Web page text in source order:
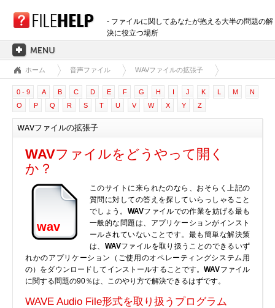
- ファイルに関してあなたが抱える大半の問題の解
決に役立つ場所
ホーム
拡張子のカテゴリー
3D画像ファイル
音声ファイル
CADファイル
データファイル
開発用ファイル
ディスクイメージファイル
暗号化されたファイル
実行ファイル
フォントファイル
ホーム 音声ファイル WAVファイルの拡張子
0 - 9 A B C D E F G H I J K L M
N
O
P Q R S T U V W X Y Z
WAVファイルの拡張子
WAVファイルをどうやって開く
か？
wav
このサイトに来られたのなら、おそらく上記の
質問に対しての答えを探していらっしゃること
でしょう。 WAVファイルでの作業を妨げる最も
一般的な問題は、アプリケーションがインスト
ールされていないことです。最も簡単な解決策
は、 WAVファイルを取り扱うことのできるいず
れかのアプリケーション（ご使用のオペレーティングシステム用
の）をダウンロードしてインストールすることです。WAVファイル
に関する問題の90％は、このやり方で解決できるはずです。
WAVE Audio File形式を取り扱うプログラム